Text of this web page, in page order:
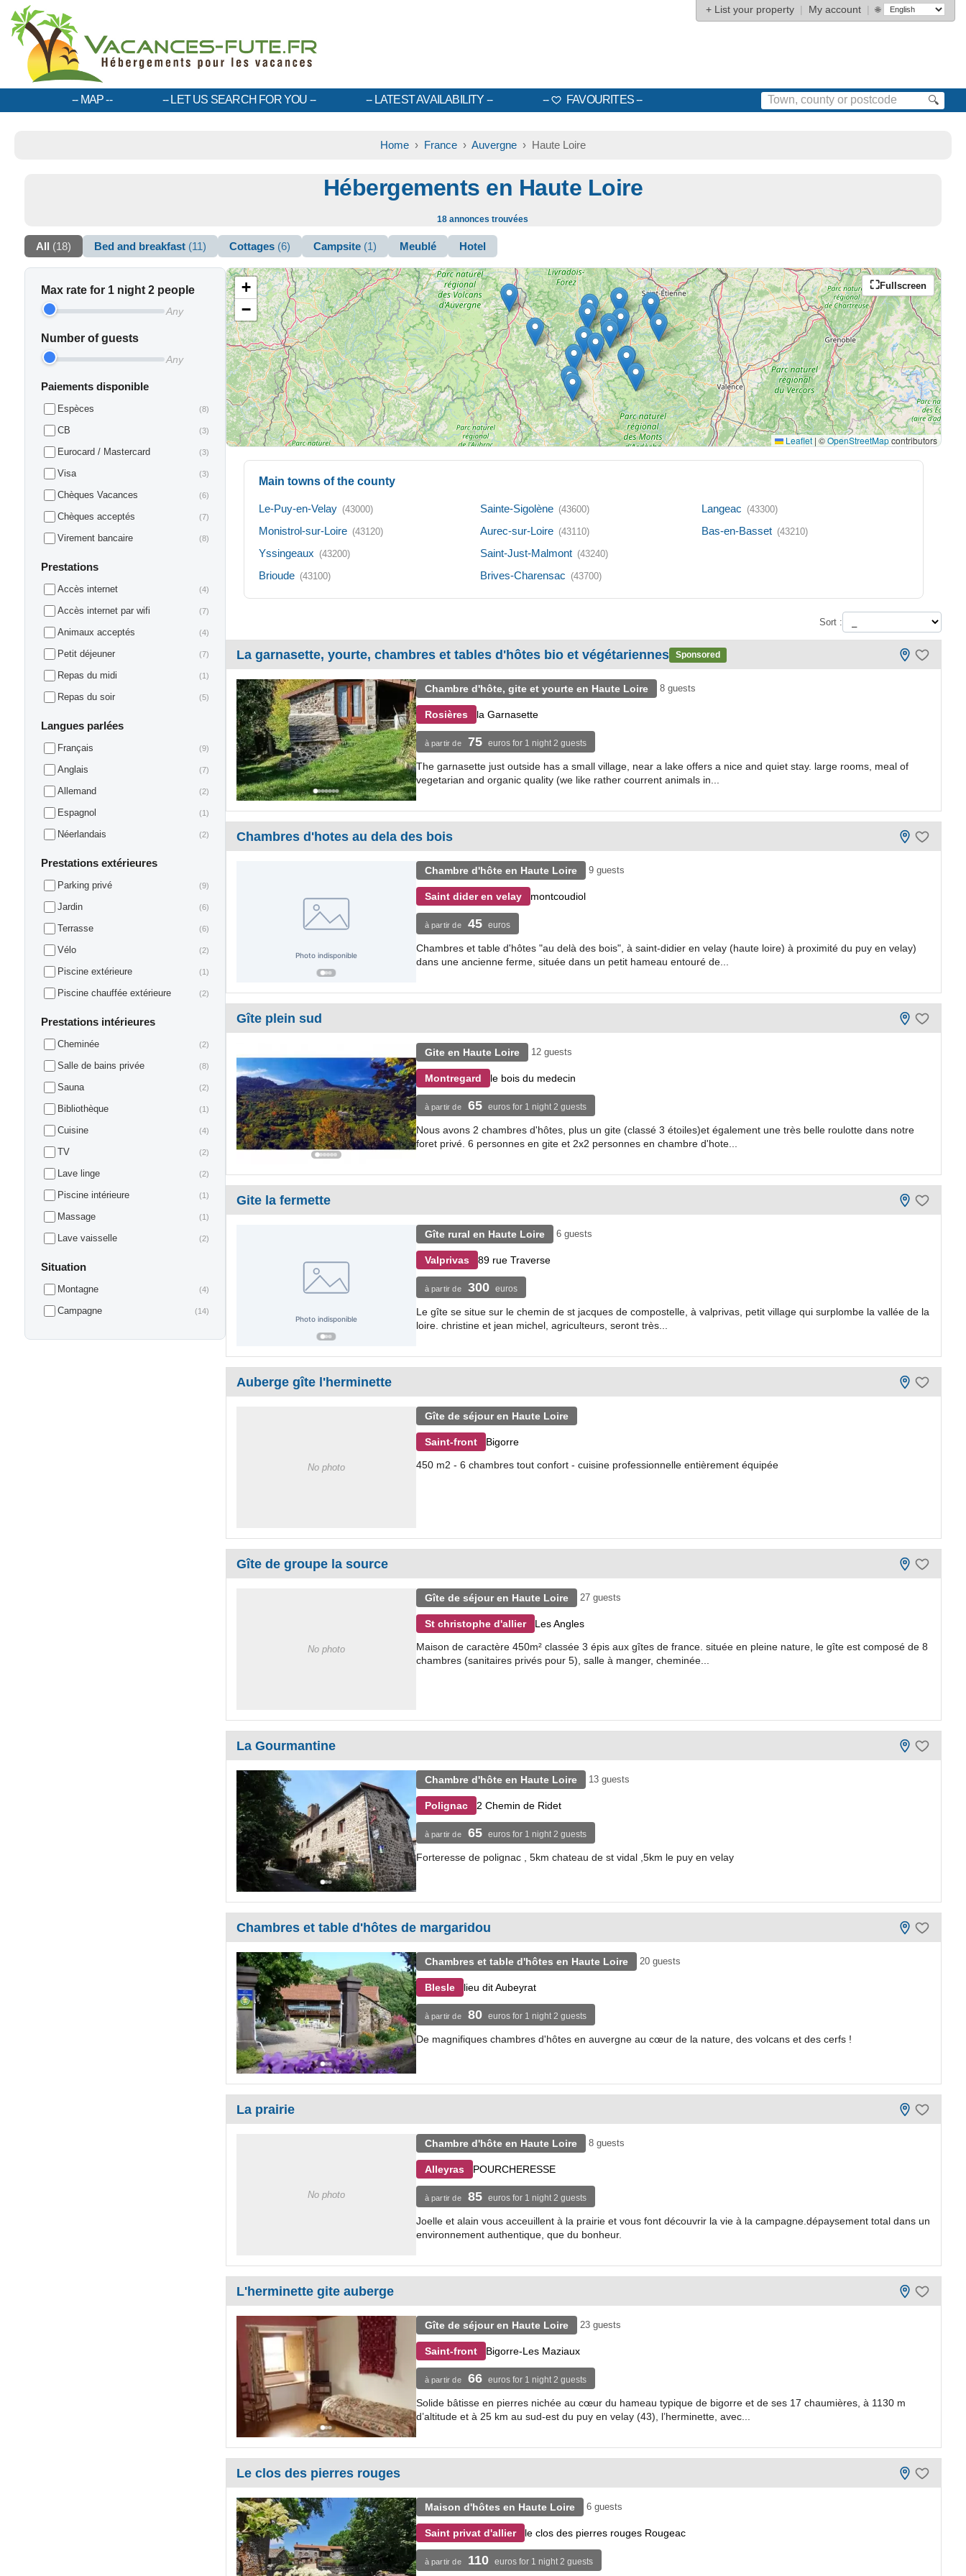
+ List your property | My account | 🌐
MAP LET US SEARCH FOR YOU LATEST AVAILABILITY FAVOURITES 🔍
Home› France› Auvergne› Haute Loire
Hébergements en Haute Loire
18 annonces trouvées
All (18) Bed and breakfast (11) Cottages (6) Campsite (1) Meublé Hotel
Max rate for 1 night 2 people
Any
Number of guests
Any
Paiements disponible
Espèces (8)
CB (3)
Eurocard / Mastercard (3)
Visa (3)
Chèques Vacances (6)
Chèques acceptés (7)
Virement bancaire (8)
Prestations
Accès internet (4)
Accès internet par wifi (7)
Animaux acceptés (4)
Petit déjeuner (7)
Repas du midi (1)
Repas du soir (5)
Langues parlées
Français (9)
Anglais (7)
Allemand (2)
Espagnol (1)
Néerlandais (2)
Prestations extérieures
Parking privé (9)
Jardin (6)
Terrasse (6)
Vélo (2)
Piscine extérieure (1)
Piscine chauffée extérieure (2)
Prestations intérieures
Cheminée (2)
Salle de bains privée (8)
Sauna (2)
Bibliothèque (1)
Cuisine (4)
TV (2)
Lave linge (2)
Piscine intérieure (1)
Massage (1)
Lave vaisselle (2)
Situation
Montagne (4)
Campagne (14)
Fullscreen
+
−
Leaflet | ©OpenStreetMapcontributors
Main towns of the county
Le-Puy-en-Velay (43000)
Monistrol-sur-Loire (43120)
Yssingeaux (43200)
Brioude (43100)
Sainte-Sigolène (43600)
Aurec-sur-Loire (43110)
Saint-Just-Malmont (43240)
Brives-Charensac (43700)
Langeac (43300)
Bas-en-Basset (43210)
Sort :
La garnasette, yourte, chambres et tables d'hôtes bio et végétariennes Sponsored
Chambre d'hôte, gite et yourte en Haute Loire 8 guests
Rosières la Garnasette
à partir de 75 euros for 1 night 2 guests
The garnasette just outside has a small village, near a lake offers a nice and quiet stay. large rooms, meal of
vegetarian and organic quality (we like rather courrent animals in...
Chambres d'hotes au dela des bois
Chambre d'hôte en Haute Loire 9 guests
Saint dider en velay montcoudiol
à partir de 45 euros
Chambres et table d'hôtes "au delà des bois", à saint-didier en velay (haute loire) à proximité du puy en velay)
dans une ancienne ferme, située dans un petit hameau entouré de...
Gîte plein sud
Gite en Haute Loire 12 guests
Montregard le bois du medecin
à partir de 65 euros for 1 night 2 guests
Nous avons 2 chambres d'hôtes, plus un gite (classé 3 étoiles)et également une très belle roulotte dans notre
foret privé. 6 personnes en gite et 2x2 personnes en chambre d'hote...
Gite la fermette
Gîte rural en Haute Loire 6 guests
Valprivas 89 rue Traverse
à partir de 300 euros
Le gîte se situe sur le chemin de st jacques de compostelle, à valprivas, petit village qui surplombe la vallée de la
loire. christine et jean michel, agriculteurs, seront très...
Auberge gîte l'herminette
No photo
Gîte de séjour en Haute Loire
Saint-front Bigorre
450 m2 - 6 chambres tout confort - cuisine professionnelle entièrement équipée
Gîte de groupe la source
No photo
Gîte de séjour en Haute Loire 27 guests
St christophe d'allier Les Angles
Maison de caractère 450m² classée 3 épis aux gîtes de france. située en pleine nature, le gîte est composé de 8
chambres (sanitaires privés pour 5), salle à manger, cheminée...
La Gourmantine
Chambre d'hôte en Haute Loire 13 guests
Polignac 2 Chemin de Ridet
à partir de 65 euros for 1 night 2 guests
Forteresse de polignac , 5km chateau de st vidal ,5km le puy en velay
Chambres et table d'hôtes de margaridou
Chambres et table d'hôtes en Haute Loire 20 guests
Blesle lieu dit Aubeyrat
à partir de 80 euros for 1 night 2 guests
De magnifiques chambres d'hôtes en auvergne au cœur de la nature, des volcans et des cerfs !
La prairie
No photo
Chambre d'hôte en Haute Loire 8 guests
Alleyras POURCHERESSE
à partir de 85 euros for 1 night 2 guests
Joelle et alain vous acceuillent à la prairie et vous font découvrir la vie à la campagne.dépaysement total dans un
environnement authentique, que du bonheur.
L'herminette gite auberge
Gîte de séjour en Haute Loire 23 guests
Saint-front Bigorre-Les Maziaux
à partir de 66 euros for 1 night 2 guests
Solide bâtisse en pierres nichée au cœur du hameau typique de bigorre et de ses 17 chaumières, à 1130 m
d’altitude et à 25 km au sud-est du puy en velay (43), l’herminette, avec...
Le clos des pierres rouges
Maison d'hôtes en Haute Loire 6 guests
Saint privat d'allier le clos des pierres rouges Rougeac
à partir de 110 euros for 1 night 2 guests